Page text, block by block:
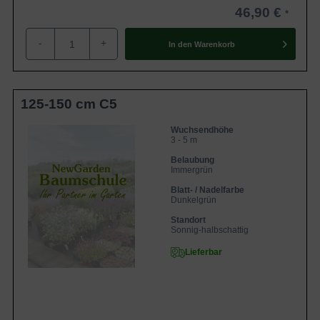
46,90 €
- + In den Warenkorb
125-150 cm C5
Wuchsendhöhe
3 - 5 m
Belaubung
Immergrün
Blatt- / Nadelfarbe
Dunkelgrün
Standort
Sonnig-halbschattig
Lieferbar